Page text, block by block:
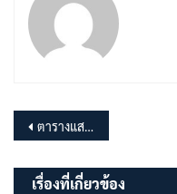
แนะแนว
เรื่อง
ตารางแสดงวงเงินโครงการก่อสร้างห้องน้ำสาธารณะ หมู่ที่ 1 ขนาดกว้าง 3.20 เมตร ยาว 6 เมตร
เรื่องที่เกี่ยวข้อง